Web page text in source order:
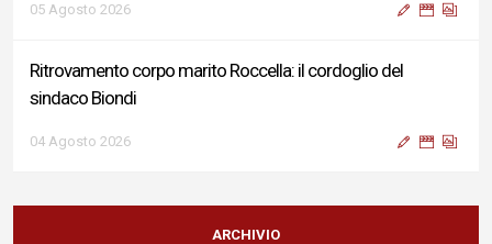
05 Agosto 2026
Ritrovamento corpo marito Roccella: il cordoglio del
sindaco Biondi
04 Agosto 2026
Reddito di Cittadinanza, Testa (FdI): Presentata interpellanza
su criticità persistenti ed effetti sulle politiche di sviluppo del
ARCHIVIO